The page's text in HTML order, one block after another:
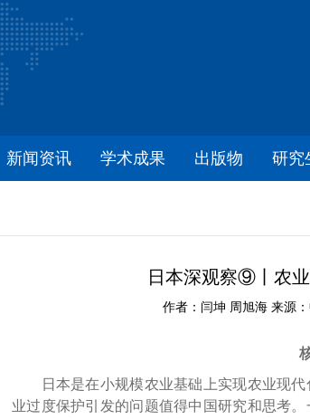
新闻资讯 学术成果 出版物 研究
日本深观察⑨丨农
作者：闫坤 周旭海 来源
日本是在小规模农业基础上实现农业现代
业过度保护引发的问题值得中国研究和思考